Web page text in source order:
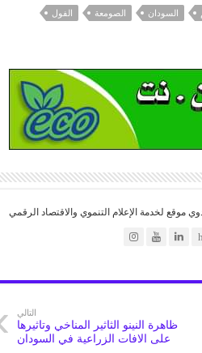
السودان الصومعة
الفول
لخدمة الإعلام التنموي والاقتصاد الرقمي
التالي
ظاهرة النينو الثاثير المناخي وتاثيرها
على الافات الزراعية في السودان